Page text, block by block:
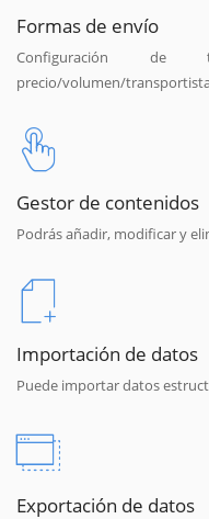
Formas de envío
Configuración
precio/volumen/
Gestor de contenidos
Podrás añadir, modificar y
Importación de datos
Puede importar datos
Exportación de datos